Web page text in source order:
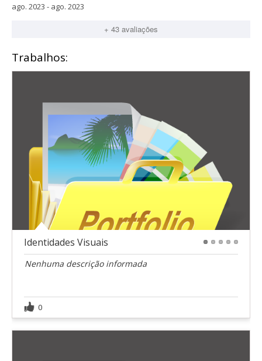
ago. 2023 - ago. 2023
+ 43 avaliações
Trabalhos:
Identidades Visuais
Nenhuma descrição informada
0